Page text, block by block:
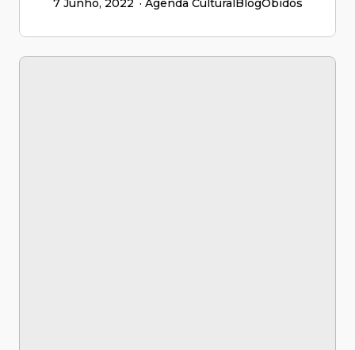
7 Junho, 2022 Agenda CulturalBlogÓbidos